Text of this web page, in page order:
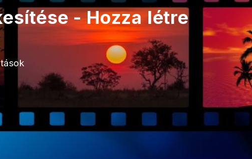
- Hozza létre